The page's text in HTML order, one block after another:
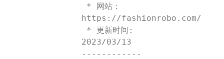
https://fashionrobo.com/
2023/03/13
------------